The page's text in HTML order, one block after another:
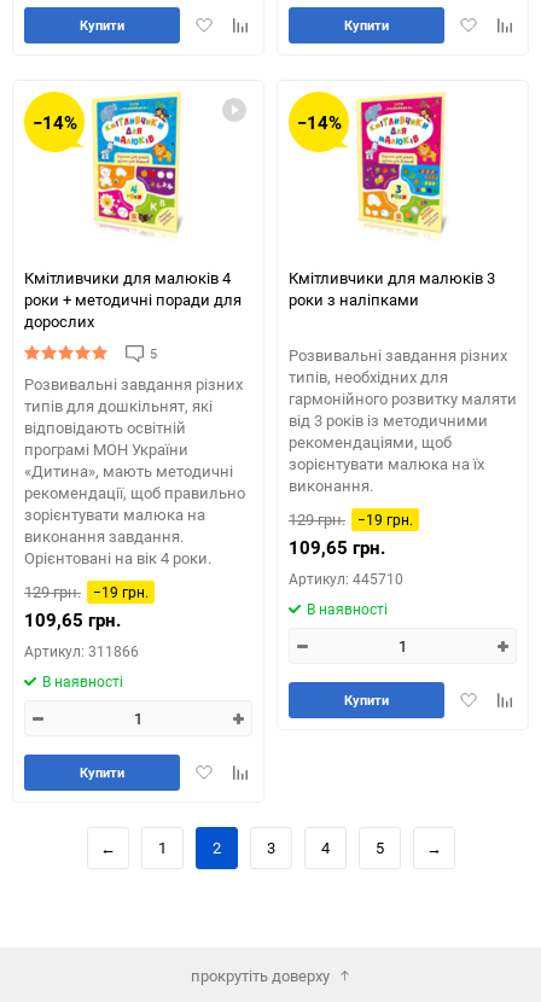
ДодатиДодайте
порівняння
Купити
Додати
Купити
−14%
Кмітливчики для малюків 4
роки + методичні поради для
дорослих
5
Розвивальні завдання різних
типів для дошкільнят, які
відповідають освітній
програмі МОН України
«Дитина», мають методичні
рекомендації, щоб правильно
зорієнтувати малюка на
виконання завдання.
Орієнтовані на вік 4 роки.
129 грн.
−19 грн.
109,65 грн.
Артикул: 311866
В наявності
ДодатиДодайте
порівняння
Купити
−14%
Кмітливчики для малюків 3
роки з наліпками
Розвивальні завдання різних
типів, необхідних для
гармонійного розвитку маляти
від 3 років із методичними
рекомендаціями, щоб
зорієнтувати малюка на їх
виконання.
129 грн.
−19 грн.
109,65 грн.
Артикул: 445710
В наявності
Додати
Купити
← 1 2 3 4 5 →
прокрутіть доверху